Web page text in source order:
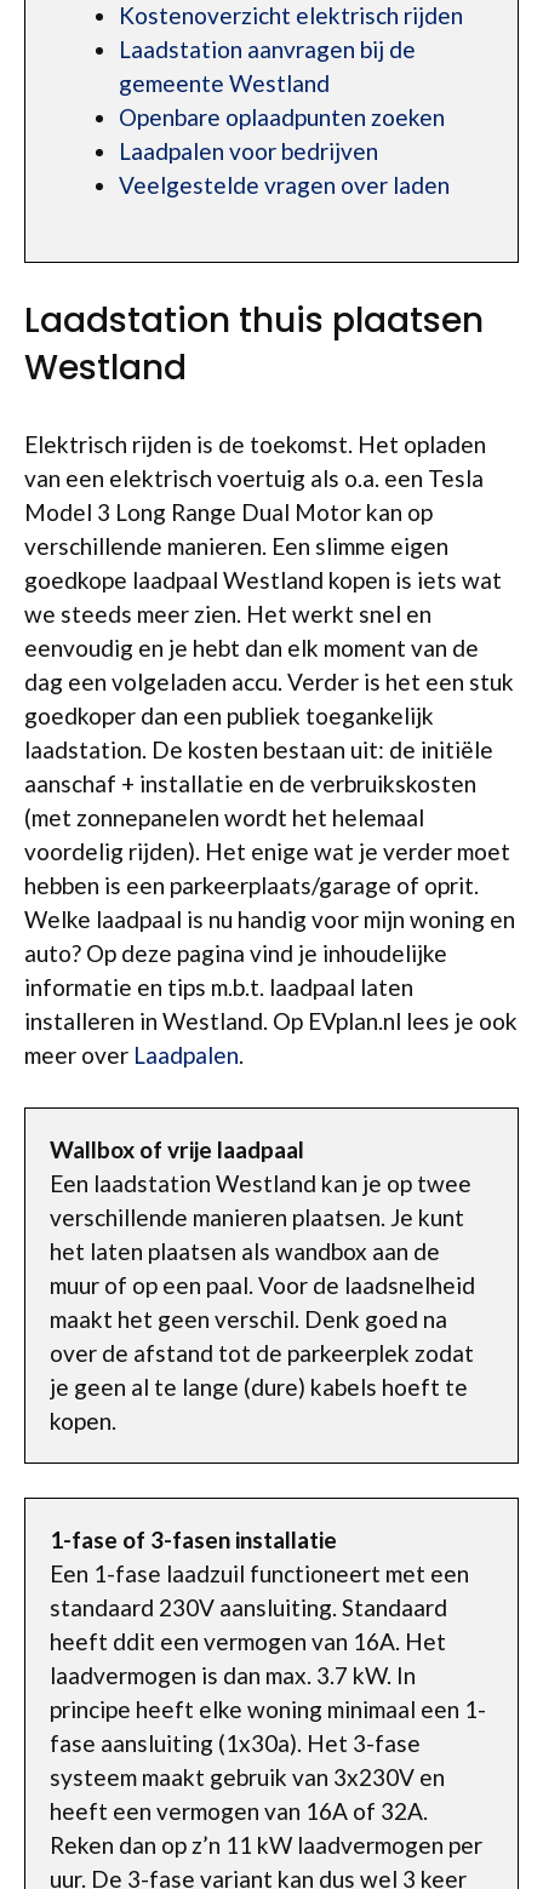
Kostenoverzicht elektrisch rijden
Laadstation aanvragen bij de
gemeente Westland
Openbare oplaadpunten zoeken
Laadpalen voor bedrijven
Veelgestelde vragen over laden
Laadstation thuis plaatsen
Westland
Elektrisch rijden is de toekomst. Het opladen
van een elektrisch voertuig als o.a. een Tesla
Model 3 Long Range Dual Motor kan op
verschillende manieren. Een slimme eigen
goedkope laadpaal Westland kopen is iets wat
we steeds meer zien. Het werkt snel en
eenvoudig en je hebt dan elk moment van de
dag een volgeladen accu. Verder is het een stuk
goedkoper dan een publiek toegankelijk
laadstation. De kosten bestaan uit: de initiële
aanschaf + installatie en de verbruikskosten
(met zonnepanelen wordt het helemaal
voordelig rijden). Het enige wat je verder moet
hebben is een parkeerplaats/garage of oprit.
Welke laadpaal is nu handig voor mijn woning en
auto? Op deze pagina vind je inhoudelijke
informatie en tips m.b.t. laadpaal laten
installeren in Westland. Op EVplan.nl lees je ook
meer over Laadpalen.
Wallbox of vrije laadpaal
Een laadstation Westland kan je op twee
verschillende manieren plaatsen. Je kunt
het laten plaatsen als wandbox aan de
muur of op een paal. Voor de laadsnelheid
maakt het geen verschil. Denk goed na
over de afstand tot de parkeerplek zodat
je geen al te lange (dure) kabels hoeft te
kopen.
1-fase of 3-fasen installatie
Een 1-fase laadzuil functioneert met een
standaard 230V aansluiting. Standaard
heeft ddit een vermogen van 16A. Het
laadvermogen is dan max. 3.7 kW. In
principe heeft elke woning minimaal een 1-
fase aansluiting (1x30a). Het 3-fase
systeem maakt gebruik van 3x230V en
heeft een vermogen van 16A of 32A.
Reken dan op z’n 11 kW laadvermogen per
uur. De 3-fase variant kan dus wel 3 keer